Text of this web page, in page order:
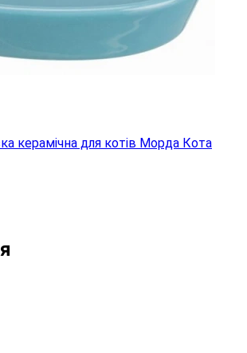
керамічна для котів Морда Кота